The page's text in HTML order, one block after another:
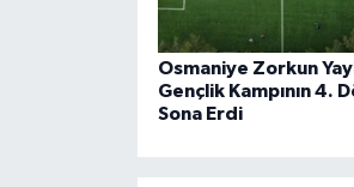
Osmaniye Zorkun
Gençlik Kampının 4.
Sona Erdi